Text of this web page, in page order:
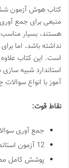
کتاب هوش آزمون
منبعی برای جمع
هستند، بسیار
نداشته باشد، اما
آموز با انواع
نقاط قوت:
جمع آوری
12 آزمون استاندارد شبیه سازی شده 120 سوالی
پوشش کامل